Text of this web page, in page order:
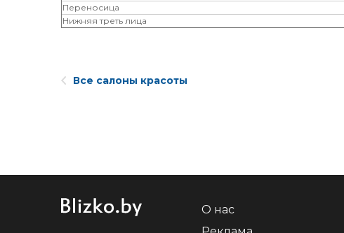
Переносица
Нижняя треть лица
Все салоны красоты
О нас